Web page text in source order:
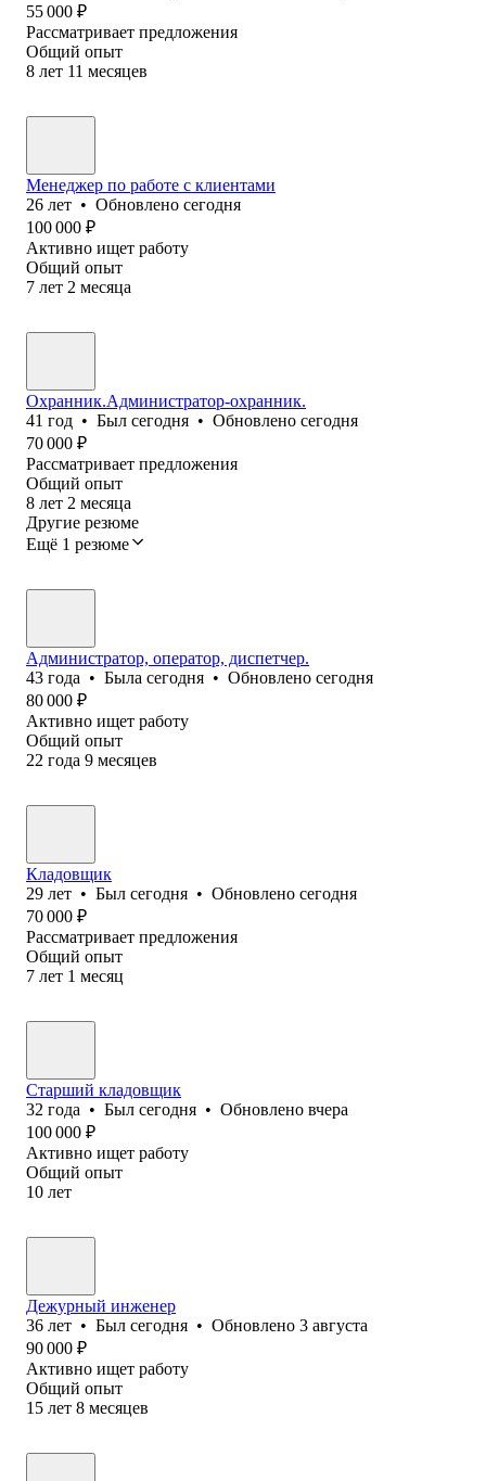
55 000 ₽
Рассматривает предложения
Общий опыт
8 лет 11 месяцев
Менеджер по работе с клиентами
26 лет • Обновлено сегодня
100 000 ₽
Активно ищет работу
Общий опыт
7 лет 2 месяца
Охранник.Администратор-охранник.
41 год • Был сегодня • Обновлено сегодня
70 000 ₽
Рассматривает предложения
Общий опыт
8 лет 2 месяца
Другие резюме
Ещё 1 резюме
Администратор, оператор, диспетчер.
43 года • Была сегодня • Обновлено сегодня
80 000 ₽
Активно ищет работу
Общий опыт
22 года 9 месяцев
Кладовщик
29 лет • Был сегодня • Обновлено сегодня
70 000 ₽
Рассматривает предложения
Общий опыт
7 лет 1 месяц
Старший кладовщик
32 года • Был сегодня • Обновлено вчера
100 000 ₽
Активно ищет работу
Общий опыт
10 лет
Дежурный инженер
36 лет • Был сегодня • Обновлено 3 августа
90 000 ₽
Активно ищет работу
Общий опыт
15 лет 8 месяцев